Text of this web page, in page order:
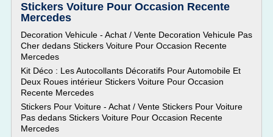
Stickers Voiture Pour Occasion Recente
Mercedes
Decoration Vehicule - Achat / Vente Decoration Vehicule Pas
Cher dedans Stickers Voiture Pour Occasion Recente
Mercedes
Kit Déco : Les Autocollants Décoratifs Pour Automobile Et
Deux Roues intérieur Stickers Voiture Pour Occasion
Recente Mercedes
Stickers Pour Voiture - Achat / Vente Stickers Pour Voiture
Pas dedans Stickers Voiture Pour Occasion Recente
Mercedes